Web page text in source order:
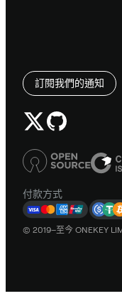
訂閱我們的通知
付款方式
© 2019–至今 ONEKEY